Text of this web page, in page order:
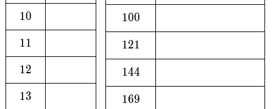
10
10
11
11
12
12
13
13
100
100
121
121
144
144
169
169